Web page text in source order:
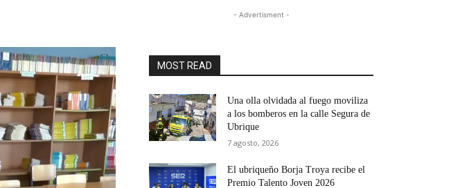
- Advertisment -
MOST READ
Una olla olvidada al fuego moviliza
a los bomberos en la calle Segura de
Ubrique
7 agosto, 2026
El ubriqueño Borja Troya recibe el
Premio Talento Joven 2026